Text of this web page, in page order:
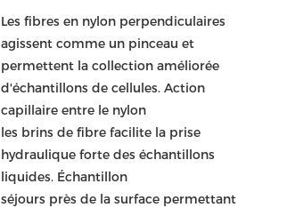
Les fibres en nylon perpendiculaires
agissent comme un pinceau et
permettent la collection améliorée
d'échantillons de cellules. Action
capillaire entre le nylon
les brins de fibre facilite la prise
hydraulique forte des échantillons
liquides. Échantillon
séjours près de la surface permettant